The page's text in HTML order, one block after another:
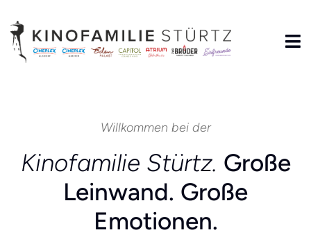
Willkommen bei der
Kinofamilie Stürtz. Große
Leinwand. Große
Emotionen.